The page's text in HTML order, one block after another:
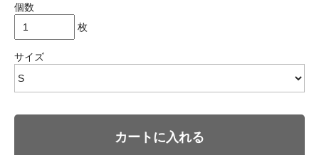
個数
枚
サイズ
カートに入れる